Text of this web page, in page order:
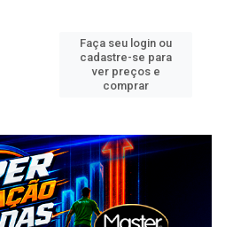
Faça seu login ou
cadastre-se para
ver preços e
comprar